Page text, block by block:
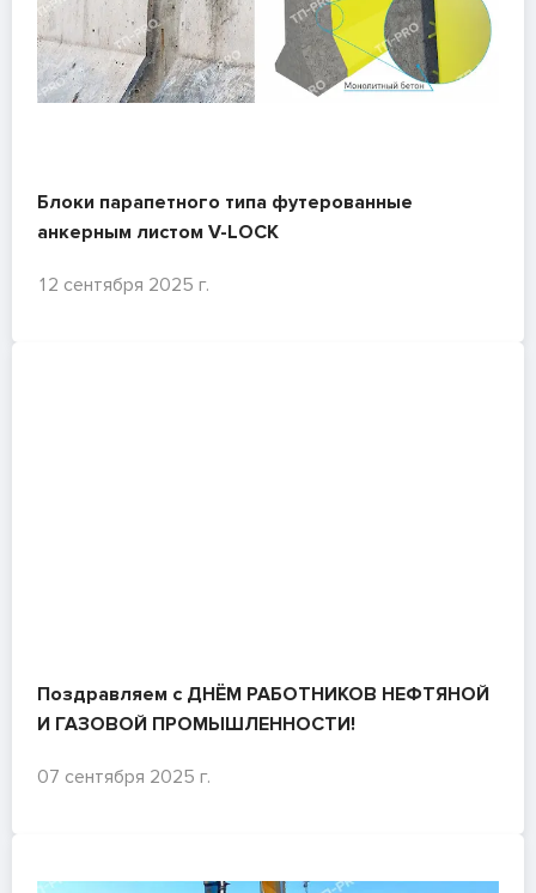
Блоки парапетного типа футерованные
анкерным листом V-LOCK
12 сентября 2025 г.
Поздравляем с ДНЁМ РАБОТНИКОВ НЕФТЯНОЙ
И ГАЗОВОЙ ПРОМЫШЛЕННОСТИ!
07 сентября 2025 г.